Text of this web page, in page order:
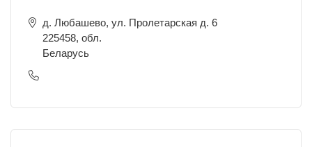
д. Любашево, ул. Пролетарская д. 6
225458, обл.
Беларусь